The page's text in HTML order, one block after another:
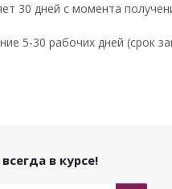
30 дней с момента
5-30 рабочих дней (срок
в курсе!